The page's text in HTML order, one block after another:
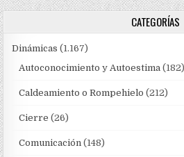
CATEGORÍAS
Dinámicas (1.167)
Autoconocimiento y Autoestima (182)
Caldeamiento o Rompehielo (212)
Cierre (26)
Comunicación (148)